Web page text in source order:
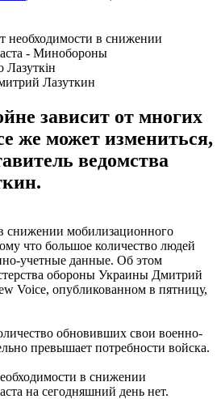
Лазуткин
зависит от многих
же может измениться,
ведомства
снижении мобилизационного
что большое количество людей
учетные данные. Об этом
обороны Украины Дмитрий
Voice, опубликованном в пятницу,
обновивших свои военно-
превышает потребности войска.
в снижении
на сегодняшний день нет.